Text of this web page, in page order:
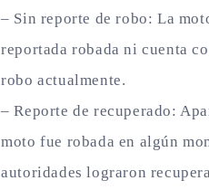
– Sin reporte de robo: La
reportada robada ni cuenta
robo actualmente.
– Reporte de recuperado:
moto fue robada en algún
autoridades lograron